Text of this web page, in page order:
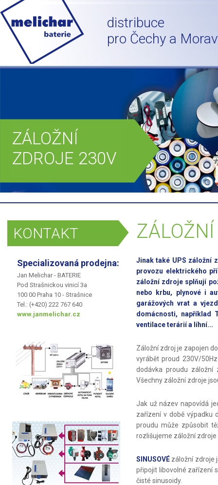
distribuce
pro Čechy a
ZÁLOŽNÍ
ZDROJE 230V
KONTAKT
Specializovaná prodejna:
Jan Melichar - BATERIE
Pod Strašnickou vinicí 3a
100 00 Praha 10 - Strašnice
Tel.: (+420) 222 767 640
www.janmelichar.cz
Jinak také UPS záložní
provozu elektrického
záložní zdroje splňují
nebo krbu, plynové i
garážových vrat a
domácnosti, například
ventilace terárií a líhní...
Záložní zdroj je zapojen
vyrábět proud 230V/
dodávka proudu záložní
Všechny záložní zdroje
Jak už název napovídá
zařízení v době výpadku
proudu může způsobit
rozlišujeme záložní zdroje
SINUSOVÉ záložní zdroje
připojit libovolné zařízení
čisté sinusoidy.